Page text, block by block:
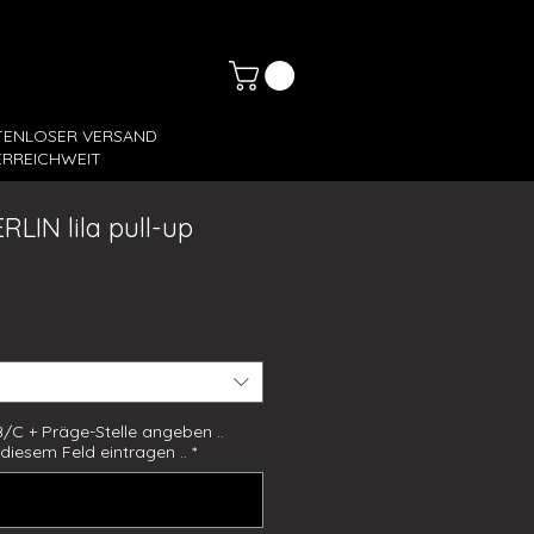
VERSAND
lila pull-up
C + Präge-Stelle angeben ..
Feld eintragen .. *